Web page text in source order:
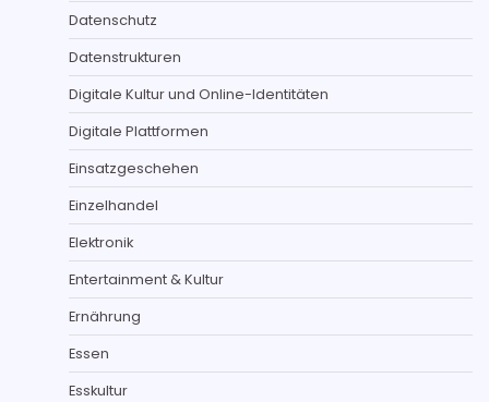
Datenschutz
Datenstrukturen
Digitale Kultur und Online-Identitäten
Digitale Plattformen
Einsatzgeschehen
Einzelhandel
Elektronik
Entertainment & Kultur
Ernährung
Essen
Esskultur